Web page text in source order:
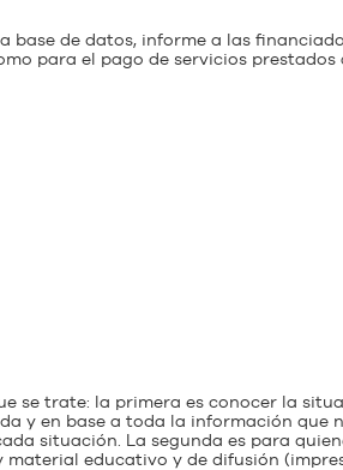
base de datos, informe a las
para el pago de servicios prestados
se trate: la primera es conocer la
y en base a toda la información que
situación. La segunda es para
material educativo y de difusión